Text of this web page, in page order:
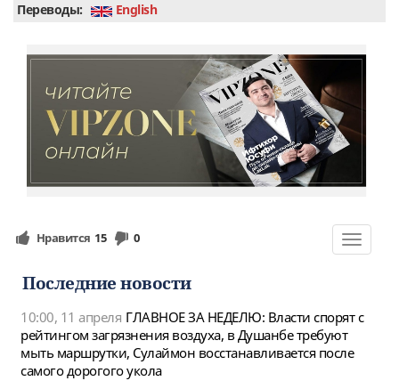
Переводы: English
Toggle
Нравится 15 0
Последние новости
10:00, 11 апреля ГЛАВНОЕ ЗА НЕДЕЛЮ: Власти спорят с
рейтингом загрязнения воздуха, в Душанбе требуют
мыть маршрутки, Сулаймон восстанавливается после
самого дорогого укола